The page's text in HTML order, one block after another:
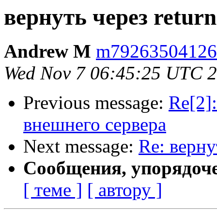
вернуть через
Andrew M
Wed Nov 7 06:45:25 UTC
Previous message:
внешнего сервера
Next message: Re:
Сообщения,
[ теме ] [ автору ]